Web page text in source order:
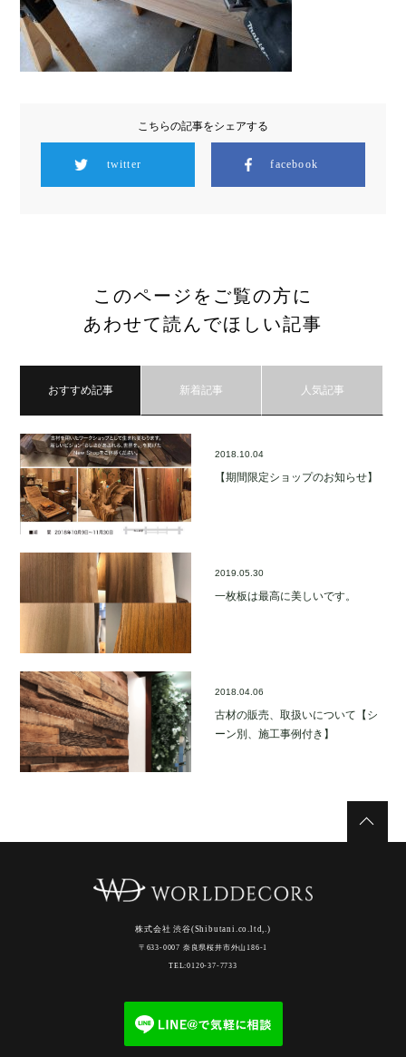
こちらの記事をシェアする
twitter facebook
このページをご覧の方に
あわせて読んでほしい記事
おすすめ記事 新着記事 人気記事
2018.10.04
【期間限定ショップのお知らせ】
2019.05.30
一枚板は最高に美しいです。
2018.04.06
古材の販売、取扱いについて【シ
ーン別、施工事例付き】
株式会社 渋谷(Shibutani.co.ltd,.)
〒633-0007 奈良県桜井市外山186-1
TEL:0120-37-7733